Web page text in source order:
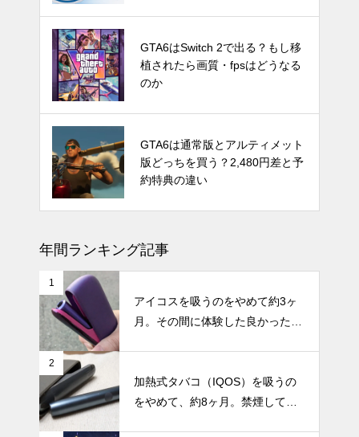
GTA6はSwitch 2で出る？もし移
植されたら画質・fpsはどうなる
のか
GTA6は通常版とアルティメット
版どっちを買う？2,480円差と予
約特典の違い
Switch Pro？新型Nintendo Switc
hは2024年後半に発売か。アナリ
ストが予測
発売時期はいつ？PS5 Proの噂と
スペック・価格についての情報と
予測
年間ランキング記事
1
アイコスを吸うのをやめて約3ヶ
月。その間に体験した良かったこ
2
加熱式タバコ（IQOS）を吸うの
をやめて、約8ヶ月。禁煙してか